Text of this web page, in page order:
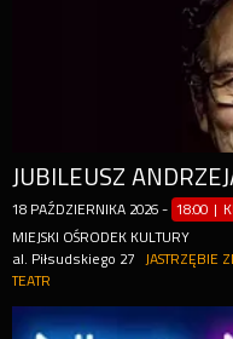
18 PAŹDZIERNIKA 2026 - 18:00 |
MIEJSKI OŚRODEK KULTURY
al. Piłsudskiego 27
JASTRZĘBIE
TEATR